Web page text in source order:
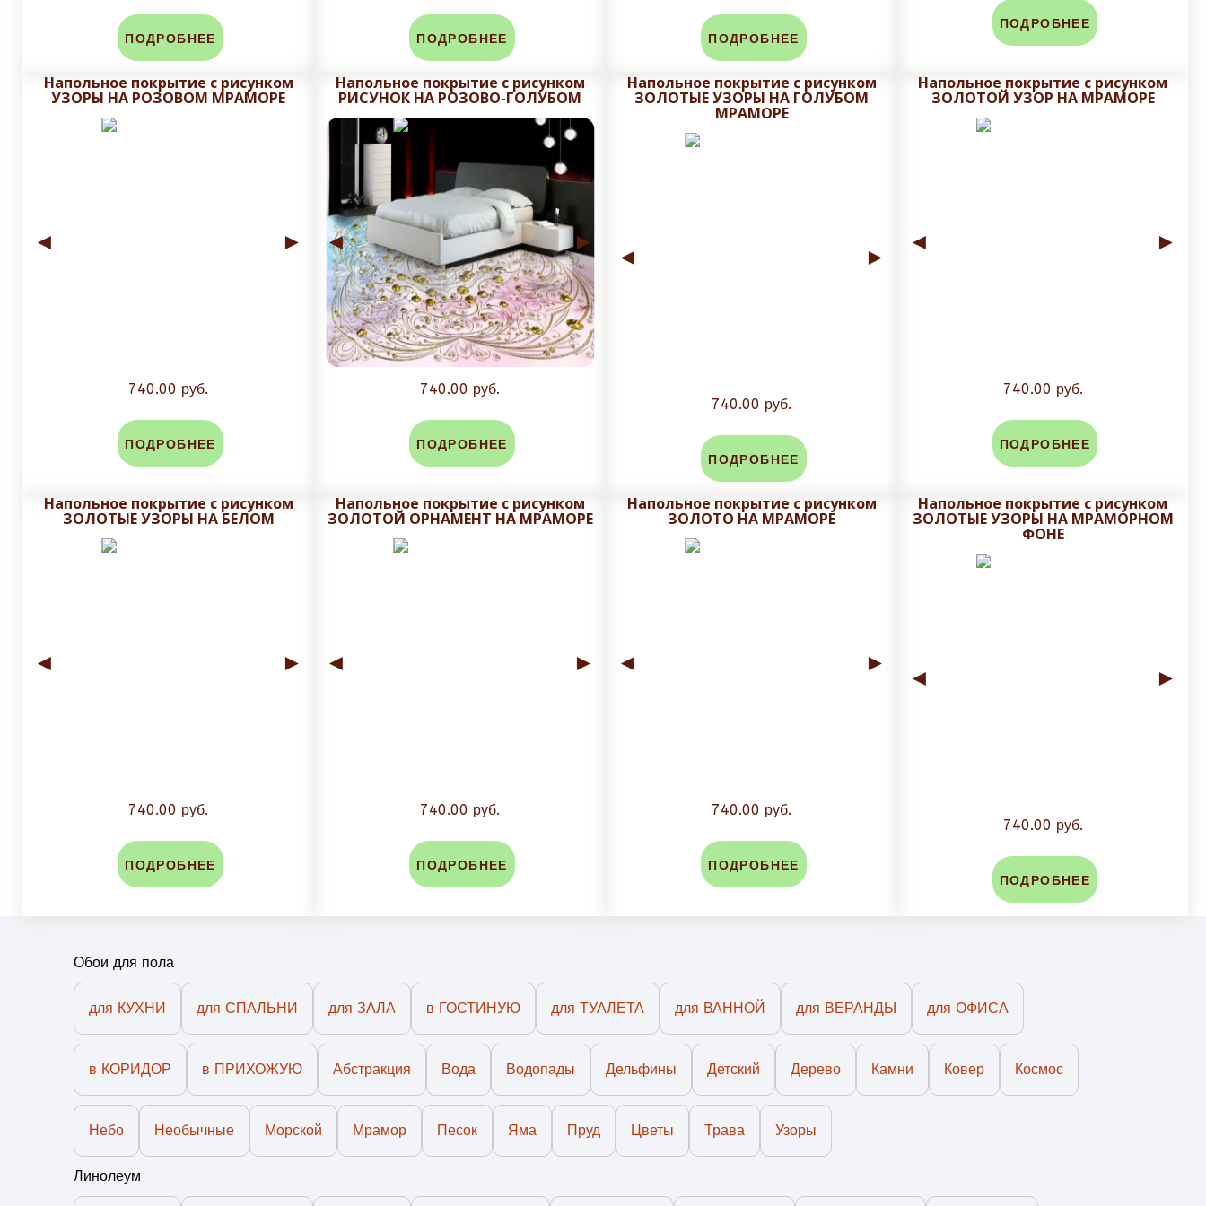
Срок исполнения заказа от
дней, в зависимости от объема заказа срок может быть увеличен;
До изготовления, на почту заказчика высылаем макет на утверждения с учетом меж плиточного шва.
Плитку обрезаем до нанесения печати и глазуровки, не рекомендуется плитку обрезать при получении, во-избежании сколов и трещин глазуровочного
Стоимость доставки зависит от массы и объема заказа. Задайте вопрос в чат сайта и мы посчитаем стоимость и сроки доставки!
ПОДРОБНЕЕ ПОДРОБНЕЕ ПОДРОБНЕЕ
ПОДРОБНЕЕ
Напольное покрытие с рисунком
УЗОРЫ НА РОЗОВОМ МРАМОРЕ
◄ ►
740.00 руб.
ПОДРОБНЕЕ
Напольное покрытие с рисунком
РИСУНОК НА РОЗОВО-ГОЛУБОМ
◄ ►
740.00 руб.
ПОДРОБНЕЕ
Напольное покрытие с рисунком
ЗОЛОТЫЕ УЗОРЫ НА ГОЛУБОМ
МРАМОРЕ
◄ ►
740.00 руб.
ПОДРОБНЕЕ
Напольное покрытие с рисунком
ЗОЛОТОЙ УЗОР НА МРАМОРЕ
◄ ►
740.00 руб.
ПОДРОБНЕЕ
Напольное покрытие с рисунком
ЗОЛОТЫЕ УЗОРЫ НА БЕЛОМ
◄ ►
740.00 руб.
ПОДРОБНЕЕ
Напольное покрытие с рисунком
ЗОЛОТОЙ ОРНАМЕНТ НА МРАМОРЕ
◄ ►
740.00 руб.
ПОДРОБНЕЕ
Напольное покрытие с рисунком
ЗОЛОТО НА МРАМОРЕ
◄ ►
740.00 руб.
ПОДРОБНЕЕ
Напольное покрытие с рисунком
ЗОЛОТЫЕ УЗОРЫ НА МРАМОРНОМ
ФОНЕ
◄ ►
740.00 руб.
ПОДРОБНЕЕ
Обои для пола
для КУХНИ для СПАЛЬНИ для ЗАЛА в ГОСТИНУЮ для ТУАЛЕТА для ВАННОЙ для ВЕРАНДЫ для ОФИСА
в КОРИДОР в ПРИХОЖУЮ Абстракция Вода Водопады Дельфины Детский Дерево Камни Ковер Космос
Небо Необычные Морской Мрамор Песок Яма Пруд Цветы Трава Узоры
Линолеум